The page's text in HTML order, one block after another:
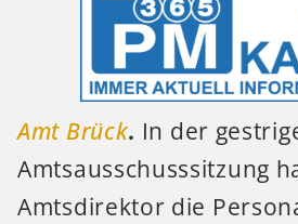
Amt Brück. In der
Amtsausschusssitzung
Amtsdirektor die